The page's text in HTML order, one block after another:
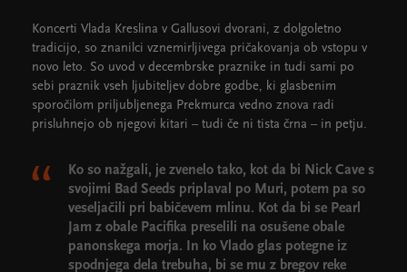
Koncerti Vlada Kreslina v Gallusovi dvorani, z dolgoletno
tradicijo, so znanilci vznemirljivega pričakovanja ob vstopu v
novo leto. So uvod v decembrske praznike in tudi sami po
sebi praznik vseh ljubiteljev dobre godbe, ki glasbenim
sporočilom priljubljenega Prekmurca vedno znova radi
prisluhnejo ob njegovi kitari – tudi če ni tista črna – in petju.
Ko so nažgali, je zvenelo tako, kot da bi Nick Cave s
svojimi Bad Seeds priplaval po Muri, potem pa so
veseljačili pri babičevem mlinu. Kot da bi se Pearl
Jam z obale Pacifika preselili na osušene obale
panonskega morja. In ko Vlado glas potegne iz
spodnjega dela trebuha, bi se mu z bregov reke